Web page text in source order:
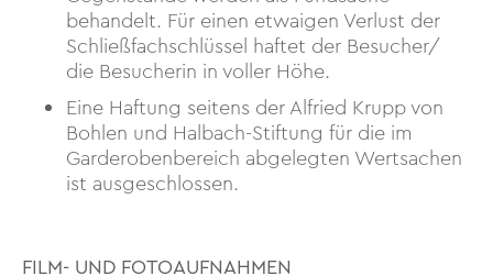
behandelt. Für einen etwaigen Verlust der
Schließfachschlüssel haftet der Besucher/
die Besucherin in voller Höhe.
Eine Haftung seitens der Alfried Krupp von
Bohlen und Halbach-Stiftung für die im
Garderobenbereich abgelegten Wertsachen
ist ausgeschlossen.
FILM- UND FOTOAUFNAHMEN